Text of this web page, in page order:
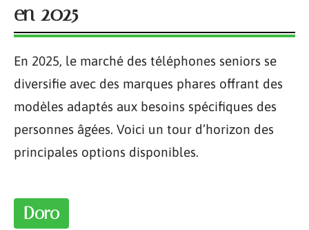
en 2025
En 2025, le marché des téléphones seniors se
diversifie avec des marques phares offrant des
modèles adaptés aux besoins spécifiques des
personnes âgées. Voici un tour d’horizon des
principales options disponibles.
Doro